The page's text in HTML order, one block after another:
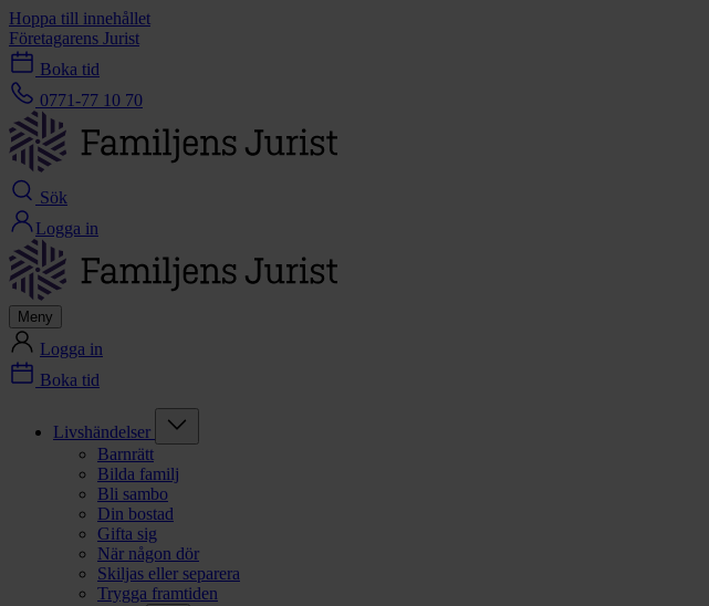
Hoppa till innehållet
Företagarens Jurist
Boka tid
0771-77 10 70
Sök
Logga in
Meny
Logga in
Boka tid
Livshändelser
Barnrätt
Bilda familj
Bli sambo
Din bostad
Gifta sig
När någon dör
Skiljas eller separera
Trygga framtiden